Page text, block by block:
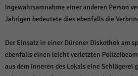
Ingewahrsamnahme einer anderen Person
Jährigen bedeutete dies ebenfalls die
Der Einsatz in einer Dürener Diskothek am
ebenfalls einen leicht verletzten
aus dem Inneren des Lokals eine Schlägerei